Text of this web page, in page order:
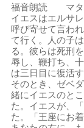
福音朗読 マタ
イエスはエルサ
呼び寄せて言わ
て行く。人の子
る。彼らは死刑
辱し、鞭打ち、
は三日目に復活す
そのとき、ゼベ
緒にイエスのと
た。イエスが、
た。「王座にお